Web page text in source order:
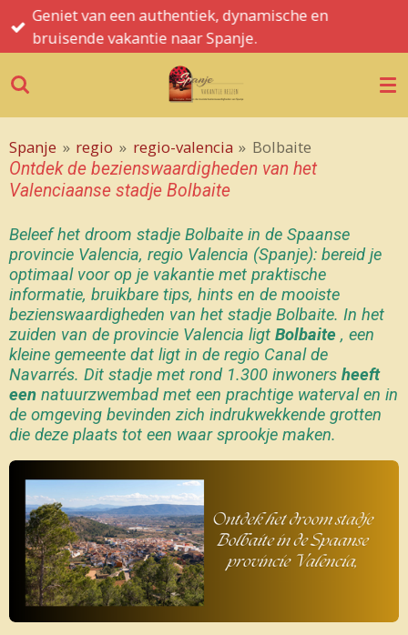
Ga
direct
de
Spanje informatie, tips, hints en de mooiste
bezienswaardigheden
Spanje » regio » regio-valencia » Bolbaite
Ontdek de bezienswaardigheden van het
Valenciaanse stadje Bolbaite
Beleef het droom stadje Bolbaite in de Spaanse
provincie Valencia, regio Valencia (Spanje): bereid je
optimaal voor op je vakantie met praktische
informatie, bruikbare tips, hints en de mooiste
bezienswaardigheden van het stadje Bolbaite. In het
zuiden van de provincie Valencia ligt Bolbaite , een
kleine gemeente dat ligt in de regio Canal de
Navarrés. Dit stadje met rond 1.300 inwoners heeft
een natuurzwembad met een prachtige waterval en in
de omgeving bevinden zich indrukwekkende grotten
die deze plaats tot een waar sprookje maken.